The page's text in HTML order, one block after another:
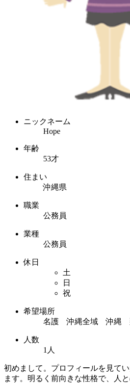
ニックネーム
Hope
年齢
53才
住まい
沖縄県
職業
公務員
業種
公務員
休日
土
日
祝
希望場所
名護 沖縄全域 沖縄
人数
1人
初めまして。プロフィールを見て
ます。明るく前向きな性格で、人